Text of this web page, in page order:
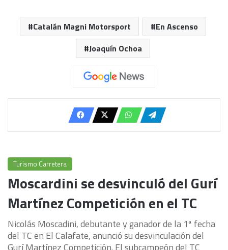
Catalán Magni Motorsport
En Ascenso
Joaquín Ochoa